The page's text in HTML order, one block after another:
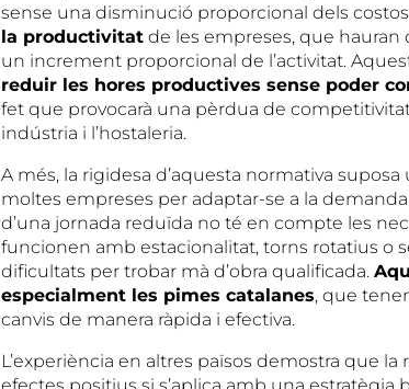
sense una disminució proporcional dels
la productivitat de les empreses, que hauran
un increment proporcional de l’activitat.
reduir les hores productives sense poder
fet que provocarà una pèrdua de
indústria i l’hostaleria.
A més, la rigidesa d’aquesta normativa
moltes empreses per adaptar-se a la
d’una jornada reduïda no té en compte les
funcionen amb estacionalitat, torns rotatius o
dificultats per trobar mà d’obra qualificada.
especialment les pimes catalanes, que
canvis de manera ràpida i efectiva.
L’experiència en altres països demostra que
efectes positius si s’aplica amb una estratègia